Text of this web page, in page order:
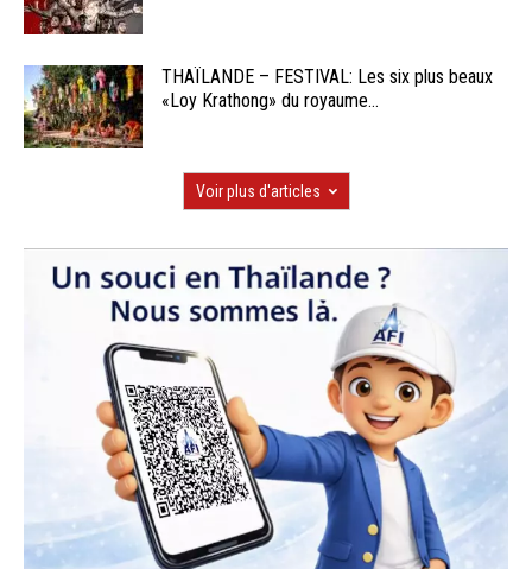
THAÏLANDE – FESTIVAL: Les six plus beaux
«Loy Krathong» du royaume...
Voir plus d'articles